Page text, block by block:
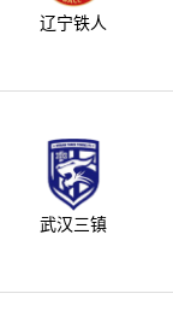
辽宁铁人
武汉三镇